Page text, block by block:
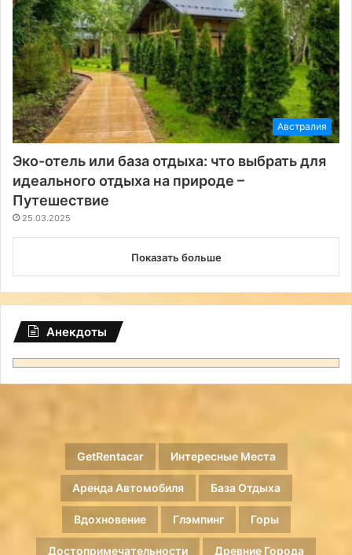
Австралия
Эко-отель или база отдыха: что выбрать для
идеального отдыха на природе –
Путешествие
25.03.2025
Показать больше
Анекдоты
GetRentacar Интересные Места
Аренда Автомобиля База Отдыха
Вдохновение Глэмпинг Горы
Достопримечательности Древние Города